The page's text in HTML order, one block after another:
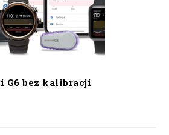
G6 bez kalibracji